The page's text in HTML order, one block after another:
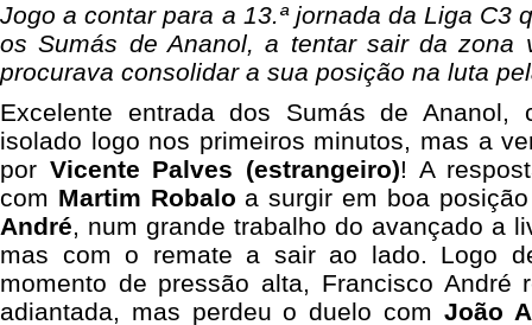
Jogo a contar para a 13.ª jornada da Liga C3
os Sumás de Ananol, a tentar sair da zona
procurava consolidar a sua posição na luta
Excelente entrada dos Sumás de
isolado logo nos primeiros minutos, mas a
por Vicente Palves (estrangeiro)! A
com Martim Robalo a surgir em boa
André, num grande trabalho do avançado a
mas com o remate a sair ao lado. Logo
momento de pressão alta, Francisco André
adiantada, mas perdeu o duelo com João